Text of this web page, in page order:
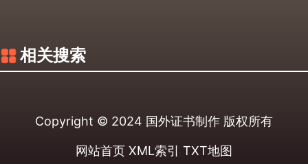
相关搜索
Copyright © 2024 国外证书制作 版权所有
网站首页 XML索引 TXT地图